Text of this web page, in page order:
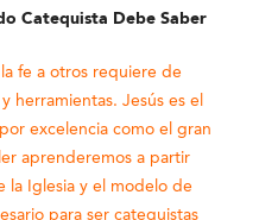
Catequista Debe Saber
la fe a otros requiere de
herramientas. Jesús es el
excelencia como el gran
aprenderemos a partir
la Iglesia y el modelo de
para ser catequistas